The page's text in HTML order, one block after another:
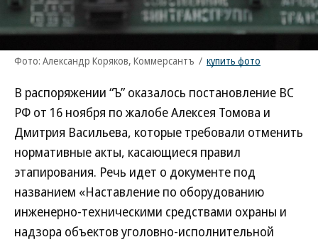
Фото: Александр Коряков, Коммерсантъ / купить фото
В распоряжении “Ъ” оказалось постановление ВС
РФ от 16 ноября по жалобе Алексея Томова и
Дмитрия Васильева, которые требовали отменить
нормативные акты, касающиеся правил
этапирования. Речь идет о документе под
названием «Наставление по оборудованию
инженерно-техническими средствами охраны и
надзора объектов уголовно-исполнительной